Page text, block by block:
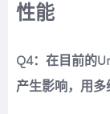
性能
Q4：在目前的
产生影响，用多